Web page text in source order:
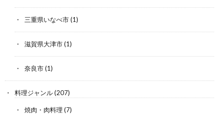
三重県いなべ市(1)
滋賀県大津市(1)
奈良市(1)
料理ジャンル(207)
焼肉・肉料理 (7)